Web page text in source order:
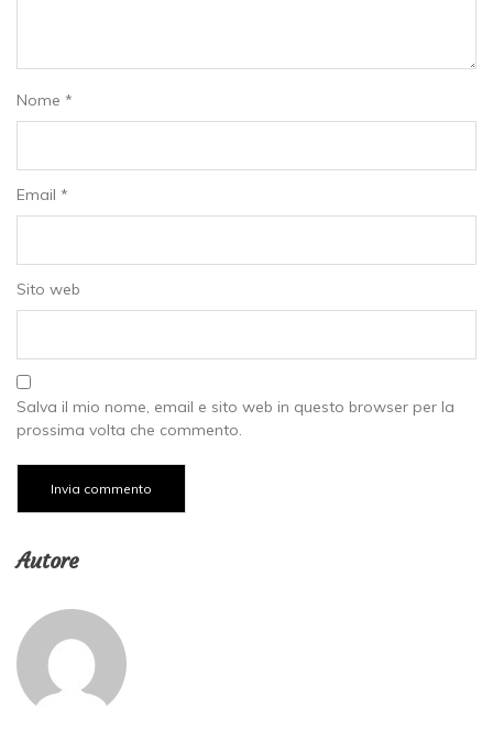
Nome *
Email *
Sito web
Salva il mio nome, email e sito web in questo browser per la
prossima volta che commento.
Autore